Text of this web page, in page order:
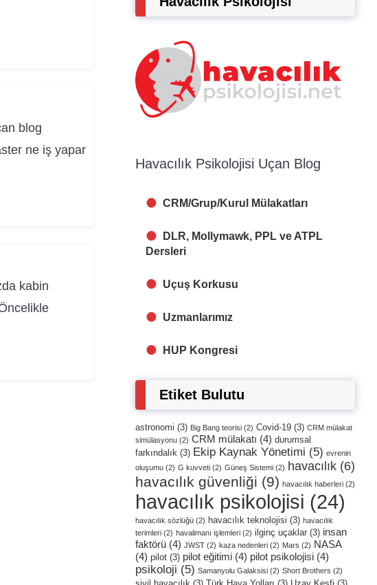
blog
ne iş yapar
kabin
Havacılık Psikolojisi Uçan Blog
CRM/Grup/Kurul Mülakatları
DLR, Mollymawk, PPL ve ATPL
Dersleri
Uçuş Korkusu
Uzmanlarımız
HUP Kongresi
Etiket Bulutu
astronomi (3) Big Bang teorisi (2) Covid-19 (3) CRM mülakat
simülasyonu (2) CRM mülakatı (4) durumsal
farkındalık (3) Ekip Kaynak Yönetimi (5) evrenin
oluşumu (2) G kuvveti (2) Güneş Sistemi (2) havacılık (6)
havacılık güvenliği (9) havacılık haberleri (2)
havacılık psikolojisi (24)
havacılık sözlüğü (2) havacılık teknolojisi (3) havacılık
terimleri (2) havalimanı işlemleri (2) ilginç uçaklar (3) insan
faktörü (4) JWST (2) kaza nedenleri (2) Mars (2) NASA
(4) pilot (3) pilot eğitimi (4) pilot psikolojisi (4)
psikoloji (5) Samanyolu Galaksisi (2) Short Brothers (2)